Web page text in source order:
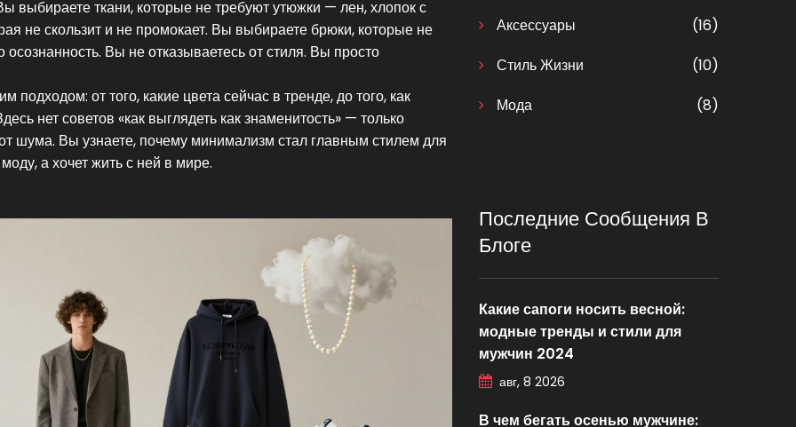
выбираете ткани, которые не требуют утюжки — лен, хлопок с
не скользит и не промокает. Вы выбираете брюки, которые не
Вы не отказываетесь от стиля. Вы просто
подходом: от того, какие цвета сейчас в тренде, до того, как
нет советов «как выглядеть как знаменитость» — только
шума. Вы узнаете, почему минимализм стал главным стилем для
а хочет жить с ней в мире.
Аксессуары
(16)
Стиль Жизни
(10)
Мода
(8)
Последние Сообщения В
Блоге
Какие сапоги носить весной:
модные тренды и стили для
мужчин 2024
авг, 8 2026
В чем бегать осенью мужчине: